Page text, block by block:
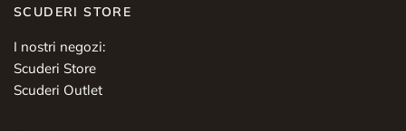
SCUDERI STORE
I nostri negozi:
Scuderi Store
Scuderi Outlet